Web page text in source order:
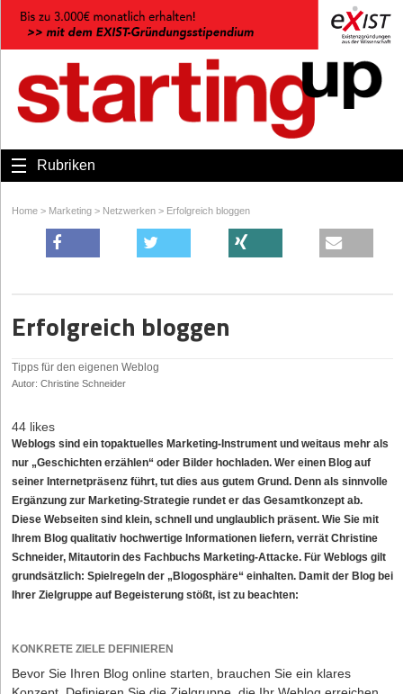
Rubriken
Home > Marketing > Netzwerken > Erfolgreich bloggen
Erfolgreich bloggen
Tipps für den eigenen Weblog
Autor: Christine Schneider
44 likes
Weblogs sind ein topaktuelles Marketing-Instrument und weitaus mehr als
nur „Geschichten erzählen“ oder Bilder hochladen. Wer einen Blog auf
seiner Internetpräsenz führt, tut dies aus gutem Grund. Denn als sinnvolle
Ergänzung zur Marketing-Strategie rundet er das Gesamtkonzept ab.
Diese Webseiten sind klein, schnell und unglaublich präsent. Wie Sie mit
Ihrem Blog qualitativ hochwertige Informationen liefern, verrät Christine
Schneider, Mitautorin des Fachbuchs Marketing-Attacke. Für Weblogs gilt
grundsätzlich: Spielregeln der „Blogosphäre“ einhalten. Damit der Blog bei
Ihrer Zielgruppe auf Begeisterung stößt, ist zu beachten:
KONKRETE ZIELE DEFINIEREN
Bevor Sie Ihren Blog online starten, brauchen Sie ein klares